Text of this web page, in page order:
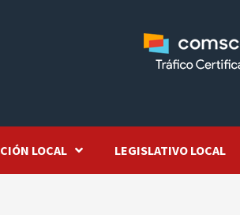
LOCAL LEGISLATIVO LOCAL